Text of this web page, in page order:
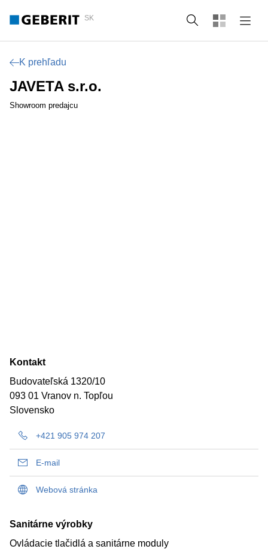
SK Vyhľadať
K prehľadu
JAVETA s.r.o.
Showroom predajcu
Kontakt
Budovateľská 1320/10
093 01 Vranov n. Topľou
Slovensko
+421 905 974 207
E-mail
Webová stránka
Sanitárne výrobky
Ovládacie tlačidlá a sanitárne moduly